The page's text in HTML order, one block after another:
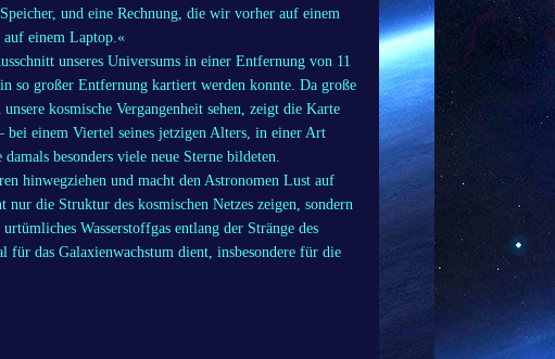
und eine Rechnung, die wir vorher auf einem
auf einem Laptop.«
unseres Universums in einer Entfernung von 11
so großer Entfernung kartiert werden konnte. Da große
kosmische Vergangenheit sehen, zeigt die Karte
bei einem Viertel seines jetzigen Alters, in einer Art
besonders viele neue Sterne bildeten.
hinwegziehen und macht den Astronomen Lust auf
die Struktur des kosmischen Netzes zeigen, sondern
Wasserstoffgas entlang der Stränge des
für das Galaxienwachstum dient, insbesondere für die